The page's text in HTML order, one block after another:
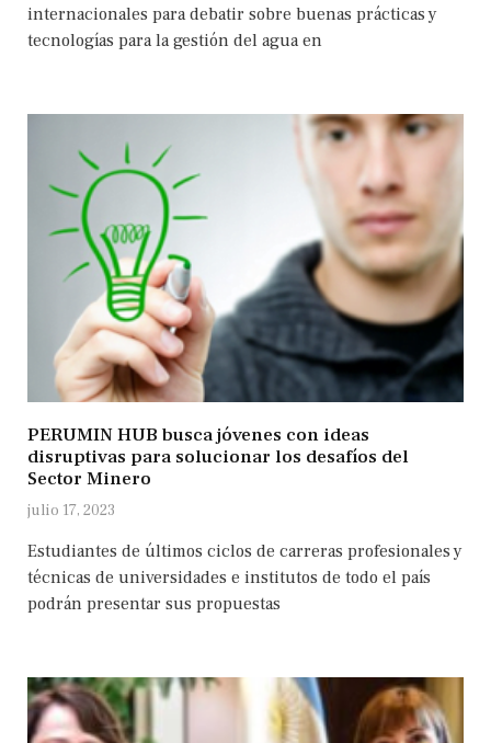
internacionales para debatir sobre buenas prácticas y
tecnologías para la gestión del agua en
PERUMIN HUB busca jóvenes con ideas
disruptivas para solucionar los desafíos del
Sector Minero
julio 17, 2023
Estudiantes de últimos ciclos de carreras profesionales y
técnicas de universidades e institutos de todo el país
podrán presentar sus propuestas